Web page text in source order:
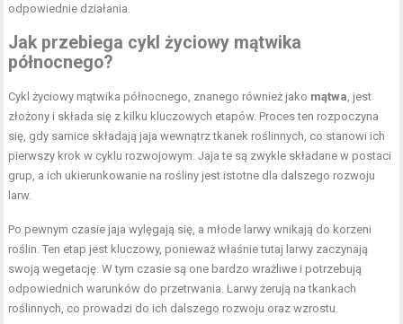
odpowiednie działania.
Jak przebiega cykl życiowy mątwika
północnego?
Cykl życiowy mątwika północnego, znanego również jako mątwa, jest
złożony i składa się z kilku kluczowych etapów. Proces ten rozpoczyna
się, gdy samice składają jaja wewnątrz tkanek roślinnych, co stanowi ich
pierwszy krok w cyklu rozwojowym. Jaja te są zwykle składane w postaci
grup, a ich ukierunkowanie na rośliny jest istotne dla dalszego rozwoju
larw.
Po pewnym czasie jaja wylęgają się, a młode larwy wnikają do korzeni
roślin. Ten etap jest kluczowy, ponieważ właśnie tutaj larwy zaczynają
swoją wegetację. W tym czasie są one bardzo wrażliwe i potrzebują
odpowiednich warunków do przetrwania. Larwy żerują na tkankach
roślinnych, co prowadzi do ich dalszego rozwoju oraz wzrostu.